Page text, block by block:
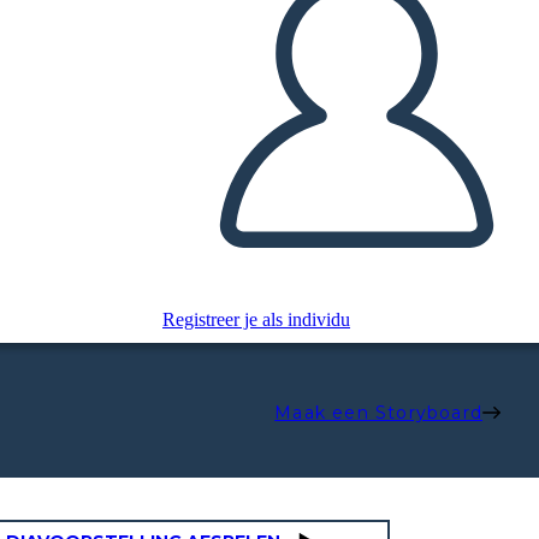
Registreer je als individu
Maak een Storyboard